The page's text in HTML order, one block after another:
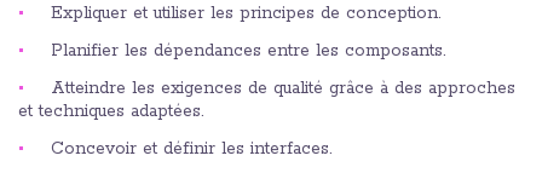
Expliquer et utiliser les principes de conception.
Planifier les dépendances entre les composants.
Atteindre les exigences de qualité grâce à des approches
et techniques adaptées.
Concevoir et définir les interfaces.